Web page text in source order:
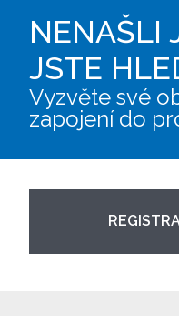
NENAŠLI
JSTE
Vyzvěte své
zapojení do